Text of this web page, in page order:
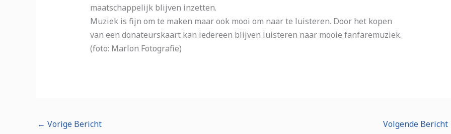
maatschappelijk blijven inzetten.
Muziek is fijn om te maken maar ook mooi om naar te luisteren. Door het kopen
van een donateurskaart kan iedereen blijven luisteren naar mooie fanfaremuziek.
(foto: Marlon Fotografie)
← Vorige Bericht Volgende Bericht